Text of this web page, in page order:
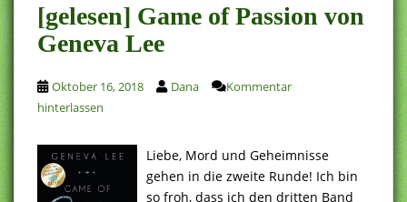
[gelesen] Game of Passion von
Geneva Lee
Oktober 16, 2018 Dana
Kommentar
hinterlassen
Liebe, Mord und Geheimnisse
gehen in die zweite Runde! Ich bin
so froh, dass ich den dritten Band